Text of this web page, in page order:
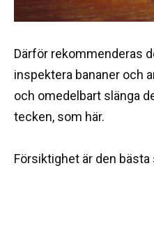
Därför rekommenderas
inspektera bananer och
och omedelbart slänga
tecken, som här.
Försiktighet är den bästa